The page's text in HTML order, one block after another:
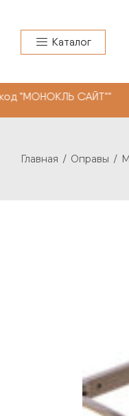
Каталог
-10% на
Главная / Оправы / M